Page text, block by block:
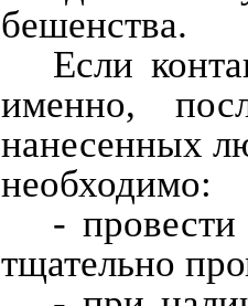
бешенства.
Если
именно,
нанесенных
необходимо:
-
тщательно